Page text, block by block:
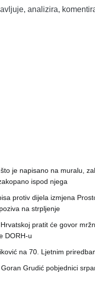
analizira,
je napisano na muralu,
ispod njega
protiv dijela izmjena
na strpljenje
pratit će govor
DORH-u
na 70. Ljetnim
Grudić pobjednici